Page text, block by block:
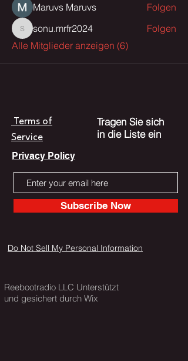
Maruvs Maruvs
Folgen
sonu.mrfr2024
sonu.mrfr2024
Folgen
Alle Mitglieder anzeigen (6)
Terms of
Service
Tragen Sie sich
in die Liste ein
Privacy Policy
Subscribe Now
Do Not Sell My Personal Information
Reebootradio LLC Unterstützt
und gesichert durch Wix